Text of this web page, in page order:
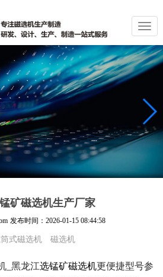
切
换
导
航
矿磁选机生产厂家
发布时间： 2026-01-15 08:44:58
式磁选机 磁选机
_黑龙江选锰矿磁选机更便捷型号参